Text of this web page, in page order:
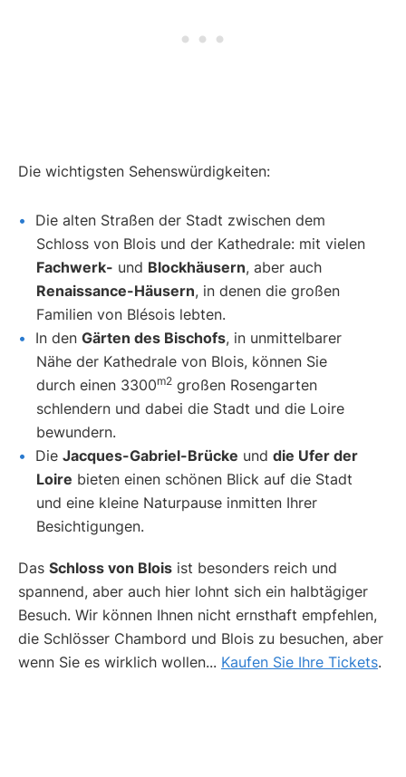
Die wichtigsten Sehenswürdigkeiten:
Die alten Straßen der Stadt zwischen dem
Schloss von Blois und der Kathedrale: mit vielen
Fachwerk- und Blockhäusern, aber auch
Renaissance-Häusern, in denen die großen
Familien von Blésois lebten.
In den Gärten des Bischofs, in unmittelbarer
Nähe der Kathedrale von Blois, können Sie
durch einen 3300m2 großen Rosengarten
schlendern und dabei die Stadt und die Loire
bewundern.
Die Jacques-Gabriel-Brücke und die Ufer der
Loire bieten einen schönen Blick auf die Stadt
und eine kleine Naturpause inmitten Ihrer
Besichtigungen.
Das Schloss von Blois ist besonders reich und
spannend, aber auch hier lohnt sich ein halbtägiger
Besuch. Wir können Ihnen nicht ernsthaft empfehlen,
die Schlösser Chambord und Blois zu besuchen, aber
wenn Sie es wirklich wollen... Kaufen Sie Ihre Tickets.